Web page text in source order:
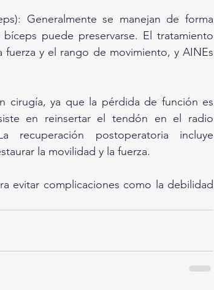
Generalmente se manejan de forma
puede preservarse. El tratamiento
y el rango de movimiento, y AINEs
cirugía, ya que la pérdida de función es
en reinsertar el tendón en el radio
recuperación postoperatoria incluye
la movilidad y la fuerza.
evitar complicaciones como la debilidad